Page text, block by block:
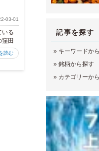
03-01
いる
田
読む
記事を探す
» キーワードか
»銘柄から探す
» カテゴリーか